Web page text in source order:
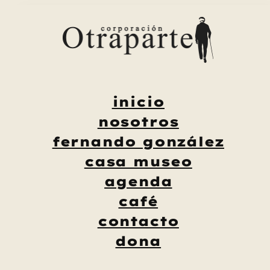
inicio
nosotros
fernando gonzález
casa museo
agenda
café
contacto
dona